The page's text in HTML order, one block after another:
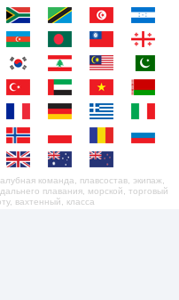
команда, плавсостав, экипаж,
плавания, морской, торговый
вахтенный, класса